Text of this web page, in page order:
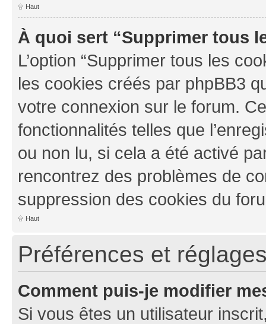
Haut
À quoi sert “Supprimer tous
L’option “Supprimer tous les
les cookies créés par phpBB3
votre connexion sur le forum.
fonctionnalités telles que
ou non lu, si cela a été activé
rencontrez des problèmes de
suppression des cookies du
Haut
Préférences et
Comment puis-je modifier
Si vous êtes un utilisateur